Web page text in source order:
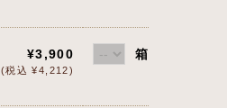
¥3,900
(税込 ¥4,212)
箱